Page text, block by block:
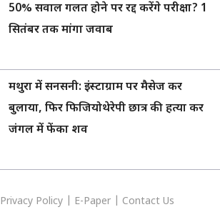
50% सवाल गलत होने पर रद्द करेंगे परीक्षा? 1
सितंबर तक मांगा जवाब
मथुरा में सनसनी: इंस्टाग्राम पर मैसेज कर
बुलाया, फिर फिजियोथेरेपी छात्र की हत्या कर
जंगल में फेंका शव
Privacy Policy E-Paper Contact Us